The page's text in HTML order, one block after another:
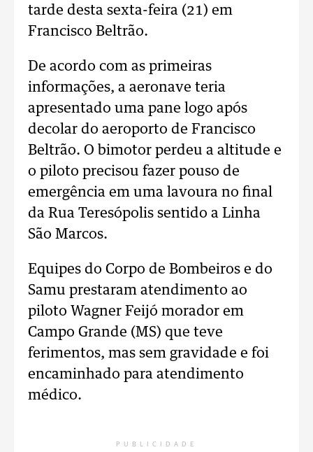
tarde desta sexta-feira (21) em
Francisco Beltrão.
De acordo com as primeiras
informações, a aeronave teria
apresentado uma pane logo após
decolar do aeroporto de Francisco
Beltrão. O bimotor perdeu a altitude e
o piloto precisou fazer pouso de
emergência em uma lavoura no final
da Rua Teresópolis sentido a Linha
São Marcos.
Equipes do Corpo de Bombeiros e do
Samu prestaram atendimento ao
piloto Wagner Feijó morador em
Campo Grande (MS) que teve
ferimentos, mas sem gravidade e foi
encaminhado para atendimento
médico.
PUBLICIDADE